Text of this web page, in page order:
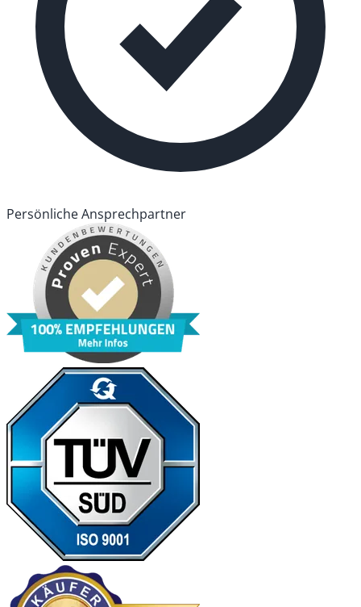
Persönliche Ansprechpartner